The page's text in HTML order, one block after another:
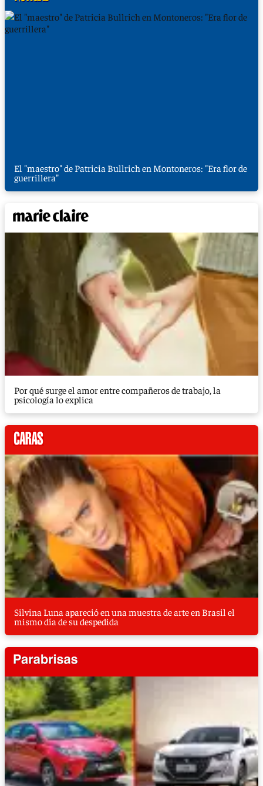
El "maestro" de Patricia Bullrich en Montoneros: "Era flor de
guerrillera"
Por qué surge el amor entre compañeros de trabajo, la
psicología lo explica
Silvina Luna apareció en una muestra de arte en Brasil el
mismo día de su despedida